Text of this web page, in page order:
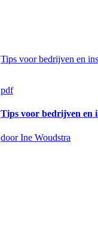
Tips voor bedrijven en
pdf
Tips voor bedrijven en
door Ine Woudstra